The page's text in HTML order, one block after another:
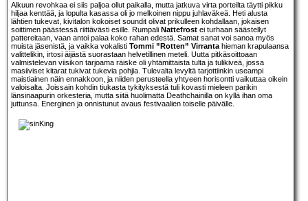
Alkuun revohkaa ei siis paljoa ollut paikalla, mutta jatkuva virta porteilta täytti pikku
hiljaa kenttää, ja lopulta kasassa oli jo melkoinen nippu juhlaväkeä. Heti alusta
lähtien tukevat, kivitalon kokoiset soundit olivat prikulleen kohdallaan, jokaisen
soittimen päästessä riittävästi esille. Rumpali Nattefrost ei turhaan säästellyt
pattereitaan, vaan antoi palaa koko rahan edestä. Samat sanat voi sanoa myös
muista jäsenistä, ja vaikka vokalisti Tommi ”Rotten” Virrantahieman krapulaansa
valittelikin, irtosi äijästä suorastaan helvetillinen meteli. Uutta pitkäsoittoaan
valmistelevan viisikon tarjoama räiske oli yhtämittaista tulta ja tulikiveä, jossa
masiiviset kitarat tukivat tukevia pohjia. Tulevalta levyltä tarjottiinkin useampi
maistiainen näin ennakkoon, ja niiden perusteella yhtyeen horisontti vaikuttaa oikein
valoisalta. Joissain kohdin tiukasta tykityksestä tuli kovasti mieleen parikin
länsinaapurin orkesteria, mutta siitä huolimatta Deathchainilla on kyllä ihan oma
juttunsa. Energinen ja onnistunut avaus festivaalien toiselle päivälle.